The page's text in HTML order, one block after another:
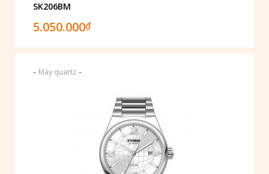
SK206BM
5.050.000₫
- Máy quartz -